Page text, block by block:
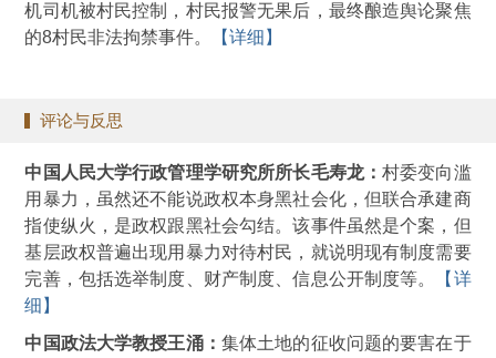
机司机被村民控制，村民报警无果后，最终酿造舆论聚焦
的8村民非法拘禁事件。
【详细】
评论与反思
中国人民大学行政管理学研究所所长毛寿龙：村委变向滥
用暴力，虽然还不能说政权本身黑社会化，但联合承建商
指使纵火，是政权跟黑社会勾结。该事件虽然是个案，但
基层政权普遍出现用暴力对待村民，就说明现有制度需要
完善，包括选举制度、财产制度、信息公开制度等。
【详
细】
中国政法大学教授王涌： 集体土地的征收问题的要害在于